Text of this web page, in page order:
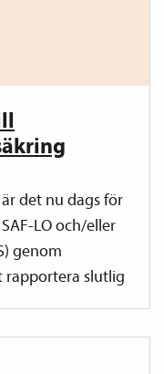
det nu dags för
LO och/eller
genom
rapportera slutlig